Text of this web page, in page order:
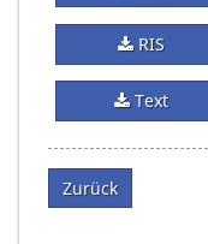
RIS
Text
Zurück